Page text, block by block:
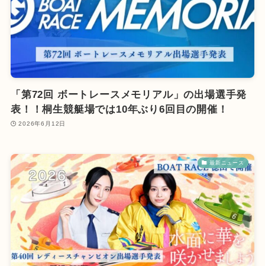
「第72回 ボートレースメモリアル」の出場選手発
表！！桐生競艇場では10年ぶり6回目の開催！
2026年6月12日
最新ニュース